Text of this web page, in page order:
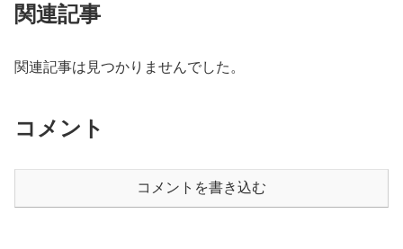
関連記事
関連記事は見つかりませんでした。
コメント
コメントを書き込む